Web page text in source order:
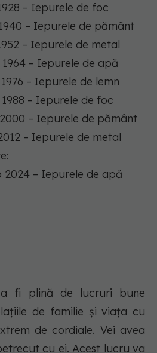
– Iepurele de foc
– Iepurele de pământ
– Iepurele de metal
1964 – Iepurele de apă
– Iepurele de lemn
– Iepurele de foc
– Iepurele de pământ
– Iepurele de metal
2024 – Iepurele de apă
fi plină de lucruri bune
de familie și viața cu
de cordiale. Vei avea
cu ei. Acest lucru va